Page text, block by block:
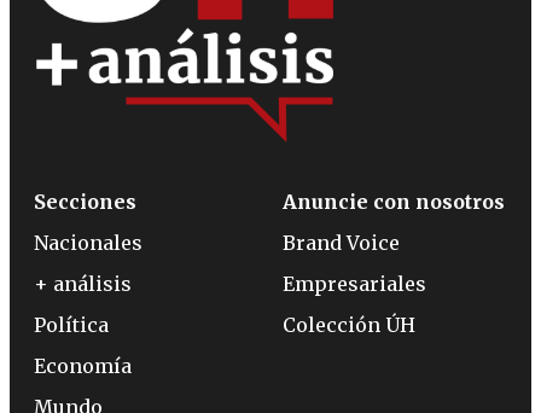
Secciones
Nacionales
+ análisis
Política
Economía
Mundo
Anuncie con nosotros
Brand Voice
Empresariales
Colección ÚH